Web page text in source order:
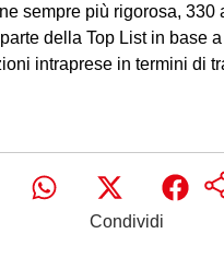
sempre più rigorosa, 330
della Top List in base
intraprese in termini di
Condividi